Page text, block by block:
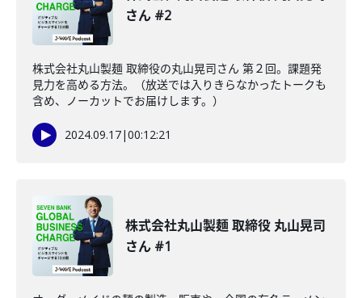
さん #2
株式会社丸山製麺 取締役の丸山晃司さん 第２回。課題発
見力を高める方法。（放送では入りきらなかったトークも
含め、ノーカットでお届けします。）
2024.09.17|00:12:21
株式会社丸山製麺 取締役 丸山晃司
さん #1